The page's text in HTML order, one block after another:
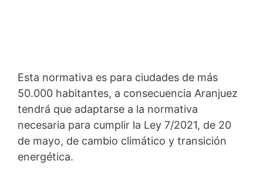
Esta normativa es para ciudades de más
50.000 habitantes, a consecuencia Aranjuez
tendrá que adaptarse a la normativa
necesaria para cumplir la Ley 7/2021, de 20
de mayo, de cambio climático y transición
energética.